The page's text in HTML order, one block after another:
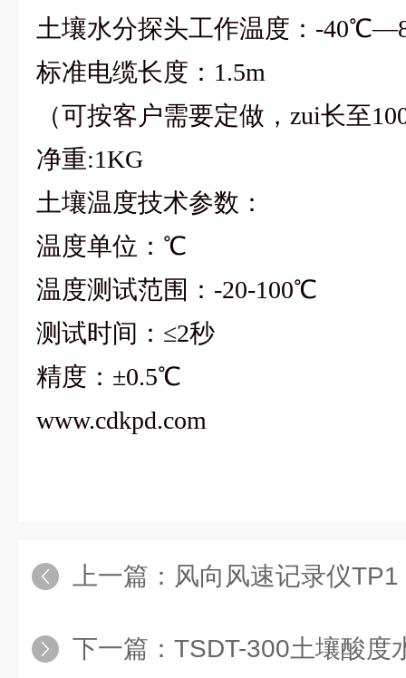
土壤水分探头工作温度：-
标准电缆长度：1.5m
（可按客户需要定做，zui长至
净重:1KG
土壤温度技术参数：
温度单位：℃
温度测试范围：-20-100℃
测试时间：≤2秒
精度：±0.5℃
www.cdkpd.com
上一篇： 风向风速记录仪TP1
下一篇： TSDT-300土壤酸度